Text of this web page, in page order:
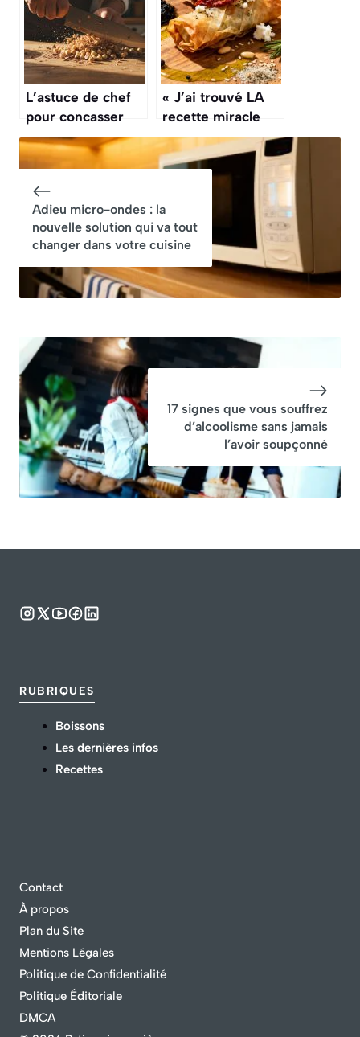
frustration
décadente que
vous allez tester
ce mois-ci
L’astuce de chef
pour concasser
facilement des
noisettes : elles ne
partout !
« J’ai trouvé LA
recette miracle
pour mes apéros »
: mes roulés filo
font sensation
chrono)
Adieu micro-ondes : la
nouvelle solution qui va tout
changer dans votre cuisine
17 signes que vous souffrez
d’alcoolisme sans jamais
l’avoir soupçonné
RUBRIQUES
Boissons
Les dernières infos
Recettes
Contact
À propos
Plan du Site
Mentions Légales
Politique de Confidentialité
Politique Éditoriale
DMCA